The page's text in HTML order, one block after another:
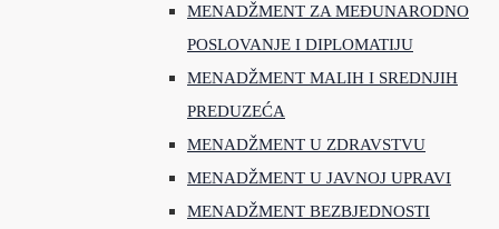
MENADŽMENT ZA MEĐUNARODNO
POSLOVANJE I DIPLOMATIJU
MENADŽMENT MALIH I SREDNJIH
PREDUZEĆA
MENADŽMENT U ZDRAVSTVU
MENADŽMENT U JAVNOJ UPRAVI
MENADŽMENT BEZBJEDNOSTI